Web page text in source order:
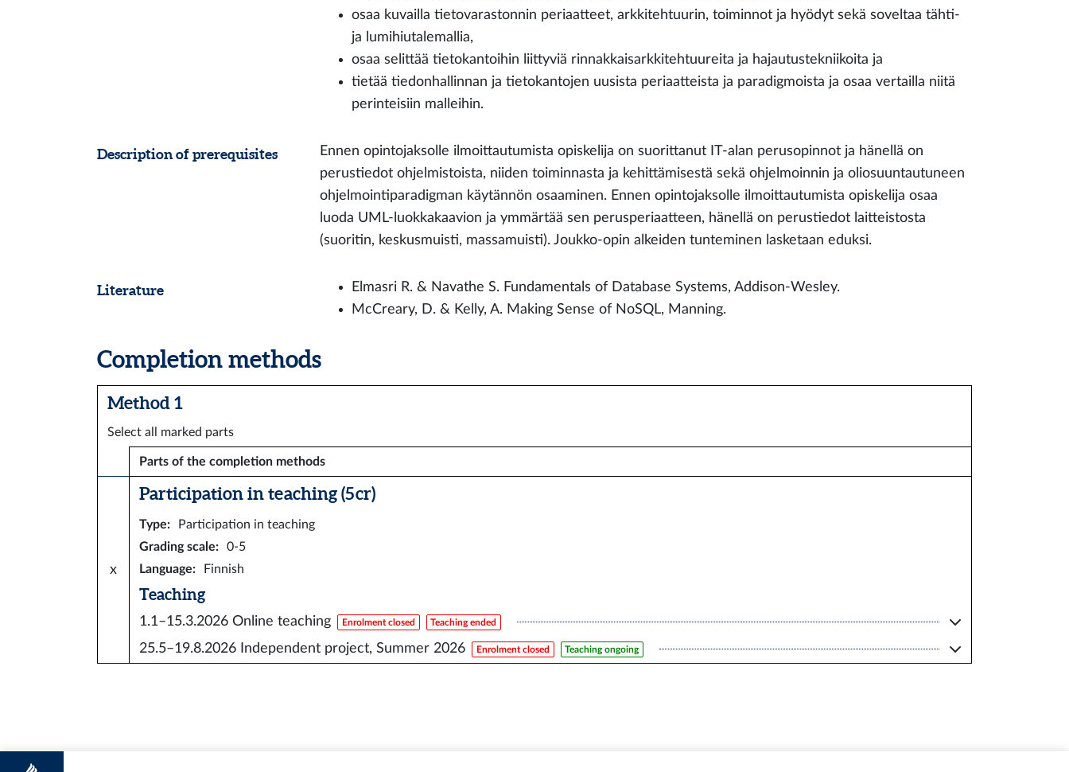
osaa kuvailla tietovarastonnin periaatteet, arkkitehtuurin, toiminnot ja hyödyt sekä soveltaa tähti-
ja lumihiutalemallia,
osaa selittää tietokantoihin liittyviä rinnakkaisarkkitehtuureita ja hajautustekniikoita ja
tietää tiedonhallinnan ja tietokantojen uusista periaatteista ja paradigmoista ja osaa vertailla niitä
perinteisiin malleihin.
Description of prerequisites
Ennen opintojaksolle ilmoittautumista opiskelija on suorittanut IT-alan perusopinnot ja hänellä on
perustiedot ohjelmistoista, niiden toiminnasta ja kehittämisestä sekä ohjelmoinnin ja oliosuuntautuneen
ohjelmointiparadigman käytännön osaaminen. Ennen opintojaksolle ilmoittautumista opiskelija osaa
luoda UML-luokkakaavion ja ymmärtää sen perusperiaatteen, hänellä on perustiedot laitteistosta
(suoritin, keskusmuisti, massamuisti). Joukko-opin alkeiden tunteminen lasketaan eduksi.
Literature
Elmasri R. & Navathe S. Fundamentals of Database Systems, Addison-Wesley.
McCreary, D. & Kelly, A. Making Sense of NoSQL, Manning.
Completion methods
Method 1
Select all marked parts
Parts of the completion methods
x
Participation in teaching (5 cr)
Type:
Participation in teaching
Grading scale:
0-5
Language: Finnish
Teaching
1.1–15.3.2026 Online teaching Enrolment closed Teaching ended
25.5–19.8.2026 Independent project, Summer 2026 Enrolment closed Teaching ongoing